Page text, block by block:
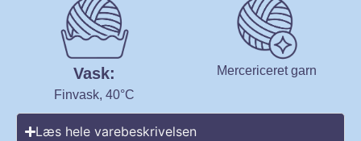
Vask:
Finvask, 40°C
Mercericeret garn
Læs hele varebeskrivelsen